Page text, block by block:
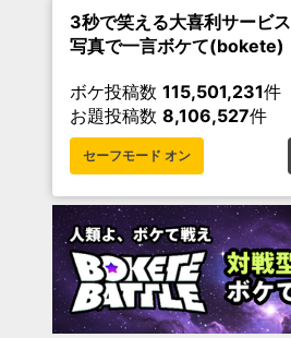
3秒で笑える大喜利サービス
写真で一言ボケて(bokete)
ボケ投稿数 115,501,231件
お題投稿数 8,106,527件
セーフモード オン